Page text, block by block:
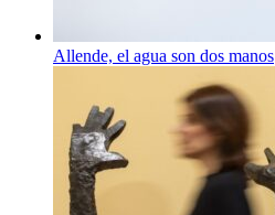
Allende, el agua son dos manos